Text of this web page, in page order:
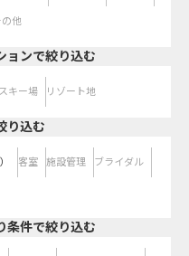
の他
ョンで絞り込む
スキー場 リゾート地
り込む
客室 施設管理 ブライダル
条件で絞り込む